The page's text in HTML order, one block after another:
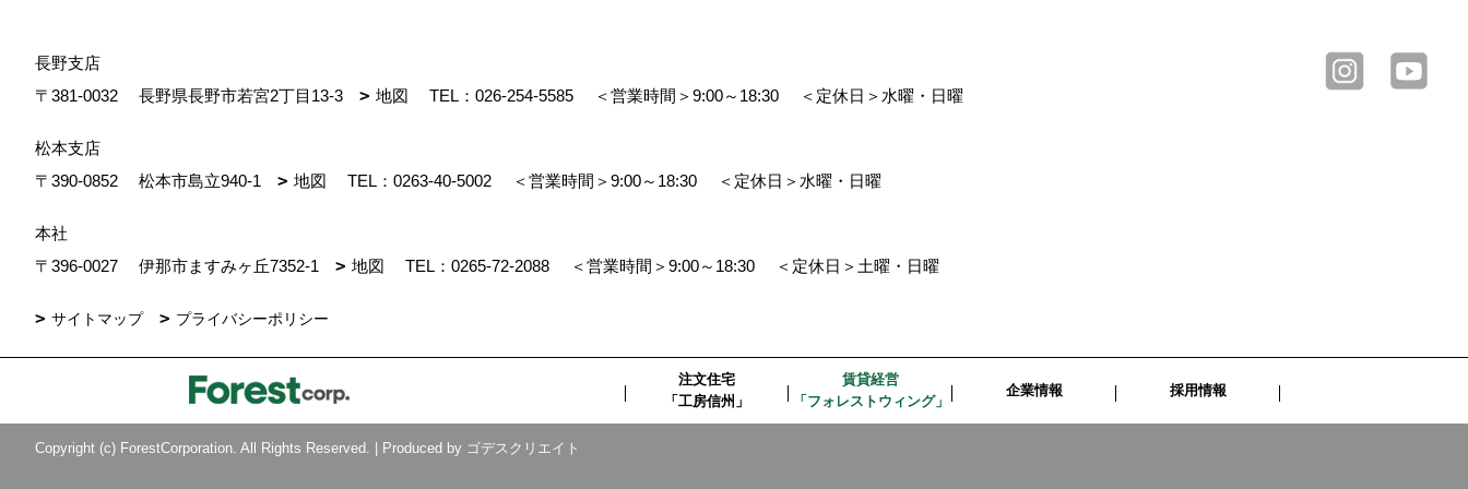
長野支店
〒381-0032
長野県長野市若宮2丁目13-3 地図 TEL： 026-254-5585 ＜営業時間＞9:00～18:30 ＜定休日＞水曜・日曜
松本支店
〒390-0852
松本市島立940-1 地図 TEL： 0263-40-5002 ＜営業時間＞9:00～18:30 ＜定休日＞水曜・日曜
本社
〒396-0027
伊那市ますみヶ丘7352-1 地図 TEL： 0265-72-2088 ＜営業時間＞9:00～18:30 ＜定休日＞土曜・日曜
サイトマップ プライバシーポリシー
注文住宅
「工房信州」
賃貸経営
「フォレストウィング」
企業情報 採用情報
Copyright (c) ForestCorporation. All Rights Reserved. Produced by ゴデスクリエイト